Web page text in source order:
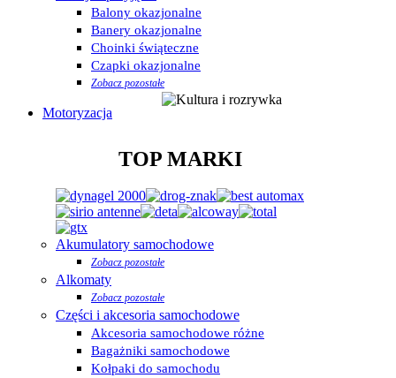
Balony okazjonalne
Banery okazjonalne
Choinki świąteczne
Czapki okazjonalne
Zobacz pozostałe
Motoryzacja
TOP MARKI
Akumulatory samochodowe
Zobacz pozostałe
Alkomaty
Zobacz pozostałe
Części i akcesoria samochodowe
Akcesoria samochodowe różne
Bagażniki samochodowe
Kołpaki do samochodu